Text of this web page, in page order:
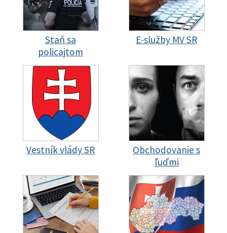
Staň sa
policajtom
E-služby MV SR
Vestník vlády SR
Obchodovanie s
ľuďmi